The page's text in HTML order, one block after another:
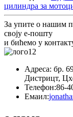
цилиндра за
За упите о нашим
своју е-пошту
и бићемо у
Адреса: бр.
Дистрицт,
Телефон:86-
Емаил: